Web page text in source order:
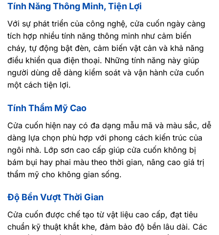
Tính Năng Thông Minh, Tiện Lợi
Với sự phát triển của công nghệ, cửa cuốn ngày càng
tích hợp nhiều tính năng thông minh như cảm biến
cháy, tự động bật đèn, cảm biến vật cản và khả năng
điều khiển qua điện thoại. Những tính năng này giúp
người dùng dễ dàng kiểm soát và vận hành cửa cuốn
một cách tiện lợi.
Tính Thẩm Mỹ Cao
Cửa cuốn hiện nay có đa dạng mẫu mã và màu sắc, dễ
dàng lựa chọn phù hợp với phong cách kiến trúc của
ngôi nhà. Lớp sơn cao cấp giúp cửa cuốn không bị
bám bụi hay phai màu theo thời gian, nâng cao giá trị
thẩm mỹ cho không gian sống.
Độ Bền Vượt Thời Gian
Cửa cuốn được chế tạo từ vật liệu cao cấp, đạt tiêu
chuẩn kỹ thuật khắt khe, đảm bảo độ bền lâu dài. Các